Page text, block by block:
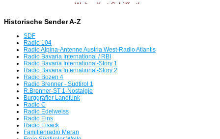
Walter Kurt Schilffarth
Interview mit dem Radio UNO-Pionier
Tag der offenen Tür in Freimann
Historische Sender A-Z
SDF
Radio 104
Radio Alpina-Antenne Austria West-Radio Atlantis
Radio Bavaria International / RBI
Radio Bavaria International-Story 1
Radio Bavaria International-Story 2
Radio Bozen 4
Radio Brenner - Südtirol 1
R.Brenner-ST 1-Nostalgie
Burggräfler Landfunk
Radio C
Radio Edelweiss
Radio Eins
Radio Eisack
Familienradio Meran